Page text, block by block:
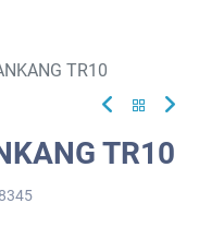
TR10
TR10